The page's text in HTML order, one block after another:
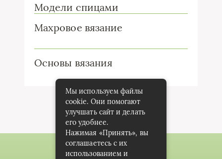
Модели спицами
Махровое вязание
Основы вязания
Мы используем файлы
cookie. Они помогают
улучшать сайт и делать
его удобнее.
Нажимая «Принять», вы
соглашаетесь с их
использованием и